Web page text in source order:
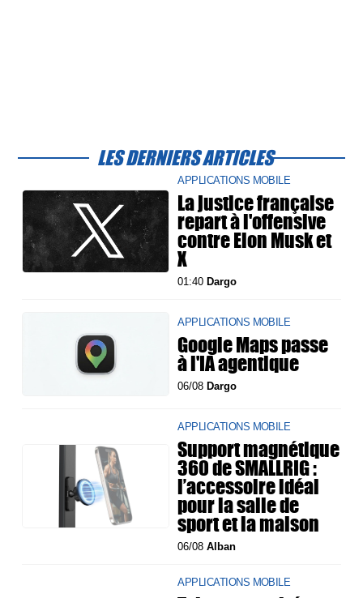
LES DERNIERS ARTICLES
APPLICATIONS MOBILE
La justice française
repart à l'offensive
contre Elon Musk et
X
01:40 Dargo
APPLICATIONS MOBILE
Google Maps passe
à l'IA agentique
06/08 Dargo
APPLICATIONS MOBILE
Support magnétique
360 de SMALLRIG :
l’accessoire idéal
pour la salle de
sport et la maison
06/08Alban
APPLICATIONS MOBILE